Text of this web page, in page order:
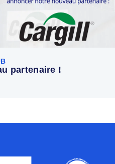
partenaire !